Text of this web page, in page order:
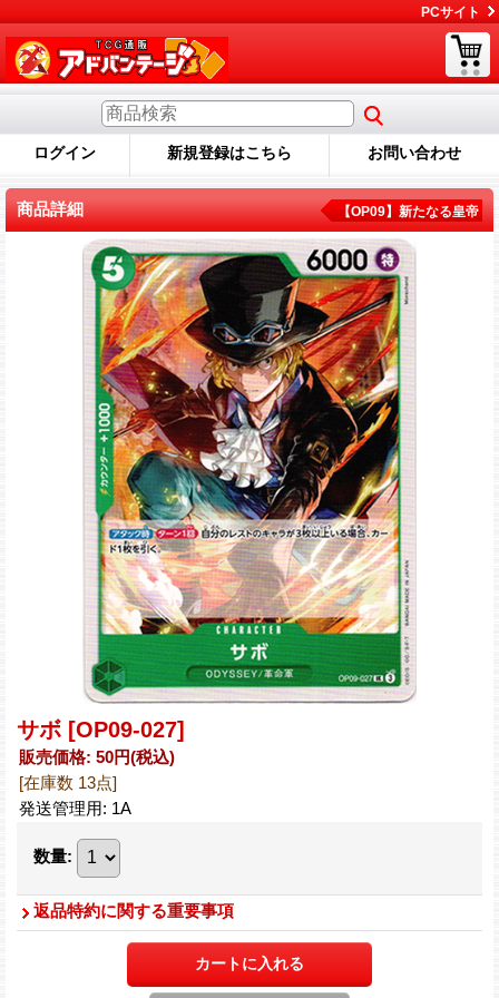
PCサイト
ログイン 新規登録はこちら お問い合わせ
商品詳細 【OP09】新たなる皇帝
サボ [OP09-027]
販売価格: 50円(税込)
[在庫数 13点]
発送管理用: 1A
数量:
返品特約に関する重要事項